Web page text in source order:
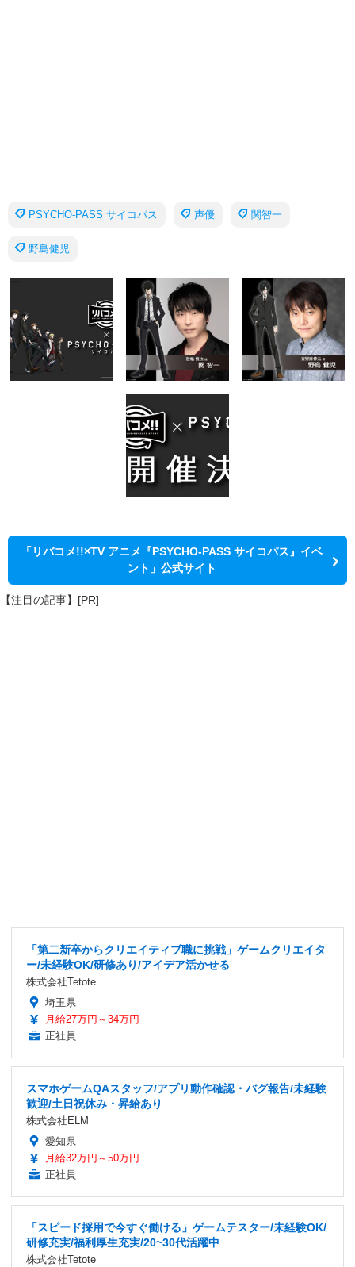
PSYCHO-PASS サイコパス 声優 関智一
野島健児
「リバコメ!!×TV アニメ『PSYCHO-PASS サイコパス』イベ
ント」公式サイト
【注目の記事】[PR]
「第二新卒からクリエイティブ職に挑戦」ゲームクリエイタ
ー/未経験OK/研修あり/アイデア活かせる
株式会社Tetote
埼玉県
月給27万円～34万円
正社員
スマホゲームQAスタッフ/アプリ動作確認・バグ報告/未経験
歓迎/土日祝休み・昇給あり
株式会社ELM
愛知県
月給32万円～50万円
正社員
「スピード採用で今すぐ働ける」ゲームテスター/未経験OK/
研修充実/福利厚生充実/20~30代活躍中
株式会社Tetote